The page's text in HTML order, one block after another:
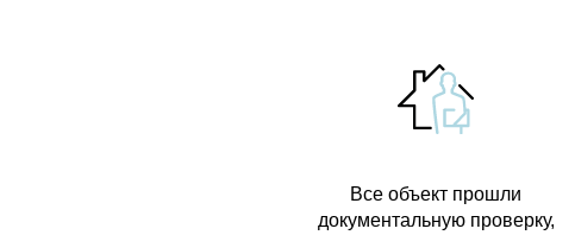
Все объект прошли
документальную проверку,